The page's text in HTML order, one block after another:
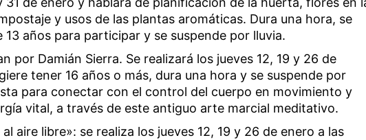
y usos de las plantas aromáticas. Dura una hora, se
13 años para participar y se suspende por lluvia.
por Damián Sierra. Se realizará los jueves 12, 19 y 26 de
tener 16 años o más, dura una hora y se suspende por
para conectar con el control del cuerpo en movimiento y
vital, a través de este antiguo arte marcial meditativo.
aire libre»: se realiza los jueves 12, 19 y 26 de enero a las